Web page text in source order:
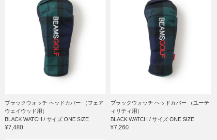
ブラックウォッチ ヘッドカバー （フェア
ウェイウッド用）
BLACK WATCH / サイズ ONE SIZE
¥7,480
ブラックウォッチ ヘッドカバー （ユーテ
ィリティ用）
BLACK WATCH / サイズ ONE SIZE
¥7,260